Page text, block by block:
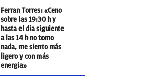
Ferran Torres: «Ceno
sobre las 19:30 h y
hasta el día siguiente
a las 14 h no tomo
nada, me siento más
ligero y con más
energía»